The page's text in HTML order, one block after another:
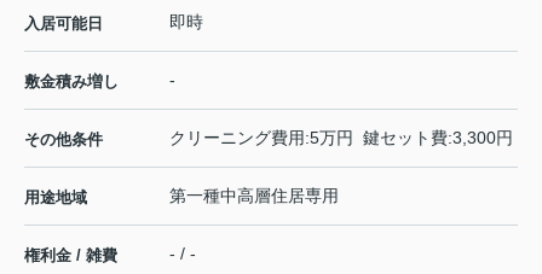
入居可能日 即時
敷金積み増し -
その他条件 クリーニング費用:5万円 鍵セット費:3,300円
用途地域 第一種中高層住居専用
権利金 / 雑費 - / -